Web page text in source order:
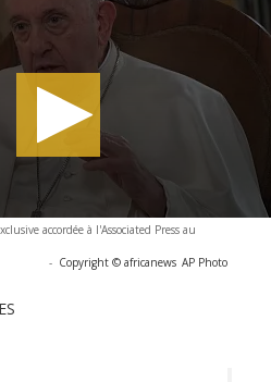
accordée à l'Associated Press au
- Copyright © africanews AP Photo